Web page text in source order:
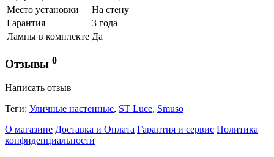
Место установки
На стену
Гарантия
3 года
Лампы в комплекте Да
Отзывы 0
Написать отзыв
Теги: Уличные настенные, ST Luce, Smuso
О магазине Доставка и Оплата Гарантия и сервис Политика
конфиденциальности